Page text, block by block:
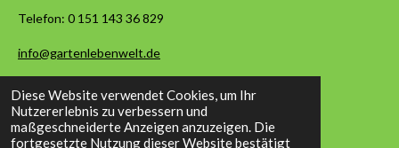
Diese Website verwendet Cookies, um Ihr
Nutzererlebnis zu verbessern und
maßgeschneiderte Anzeigen anzuzeigen. Die
fortgesetzte Nutzung dieser Website bestätigt
Telefon: 0 151 143 36 829
info@gartenlebenwelt.de
© 2026 Garten Leben Welt